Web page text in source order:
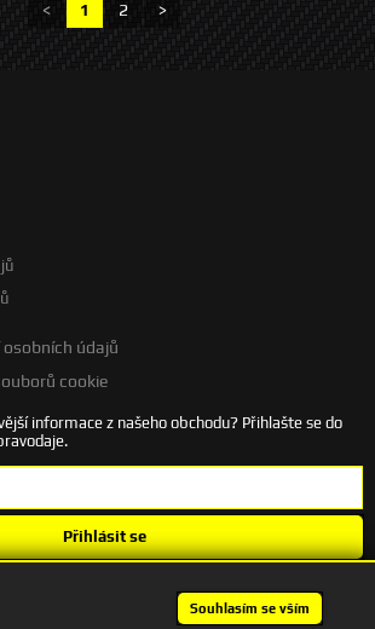
< 1 2 >
údajů
cookie
informace z našeho obchodu? Přihlašte se do
Přihlásit se
Souhlasím se vším